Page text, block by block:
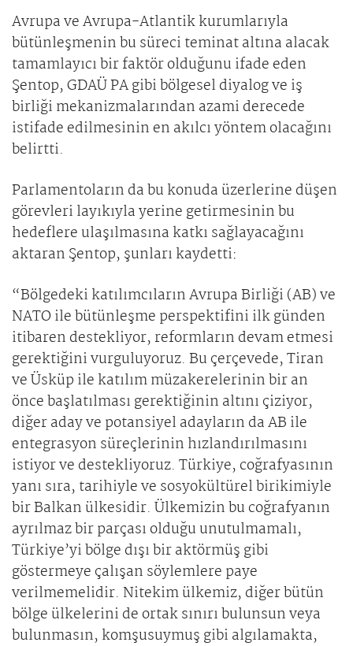
Avrupa ve Avrupa-Atlantik kurumlarıyla
bütünleşmenin bu süreci teminat altına alacak
tamamlayıcı bir faktör olduğunu ifade eden
Şentop, GDAÜ PA gibi bölgesel diyalog ve iş
birliği mekanizmalarından azami derecede
istifade edilmesinin en akılcı yöntem olacağını
belirtti.
Parlamentoların da bu konuda üzerlerine düşen
görevleri layıkıyla yerine getirmesinin bu
hedeflere ulaşılmasına katkı sağlayacağını
aktaran Şentop, şunları kaydetti:
“Bölgedeki katılımcıların Avrupa Birliği (AB) ve
NATO ile bütünleşme perspektifini ilk günden
itibaren destekliyor, reformların devam etmesi
gerektiğini vurguluyoruz. Bu çerçevede, Tiran
ve Üsküp ile katılım müzakerelerinin bir an
önce başlatılması gerektiğinin altını çiziyor,
diğer aday ve potansiyel adayların da AB ile
entegrasyon süreçlerinin hızlandırılmasını
istiyor ve destekliyoruz. Türkiye, coğrafyasının
yanı sıra, tarihiyle ve sosyokültürel birikimiyle
bir Balkan ülkesidir. Ülkemizin bu coğrafyanın
ayrılmaz bir parçası olduğu unutulmamalı,
Türkiye’yi bölge dışı bir aktörmüş gibi
göstermeye çalışan söylemlere paye
verilmemelidir. Nitekim ülkemiz, diğer bütün
bölge ülkelerini de ortak sınırı bulunsun veya
bulunmasın, komşusuymuş gibi algılamakta,